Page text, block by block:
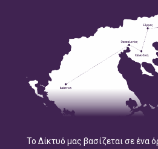
Το Δίκτυό μας βασίζεται σε ένα